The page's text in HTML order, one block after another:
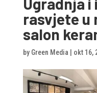
rasvjete u
salon
by Green Media okt 16,